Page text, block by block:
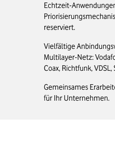
Echtzeit-
reserviert.
Vielfältige
Multilayer-Netz:
Coax, Richtfunk,
Gemeinsames
für Ihr Unternehmen.